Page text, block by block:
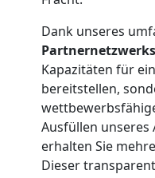
Dank unseres
Partnernetzwerks
Kapazitäten für
bereitstellen,
Ausfüllen
erhalten Sie
Dieser
Feldkirch
Mini
Umzug